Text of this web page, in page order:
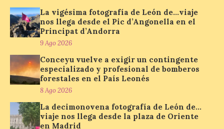
en el Principat d’Andorra
9 Ago 2026
Nueva edición de León
de…viaje. Una iniciativa
organizado por la sección
juvenil de la Asociación
Enróllate, la Asociación
Conceyu País Llionés y el Diario de
Turismo, Ocio e Información para
jóvenes “Enredando.info”. Miguel Robles
La vigésima fotografía de León de…viaje
nos llega desde el Pic d’Angonella en el
Principat d’Andorra
9 Ago 2026
Conceyu vuelve a exigir un contingente
especializado y profesional de bomberos
forestales en el País Leonés
8 Ago 2026
La decimonovena fotografía de León de…
viaje nos llega desde la plaza de Oriente
en Madrid